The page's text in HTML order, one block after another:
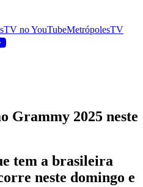
noYouTubeMetrópolesTV
Grammy 2025 neste
tem a brasileira
neste domingo e